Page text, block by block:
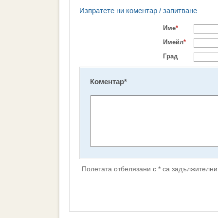
Изпратете ни коментар / запитване
Име*
Имейл*
Град
Коментар*
Полетата отбелязани с * са задължителни